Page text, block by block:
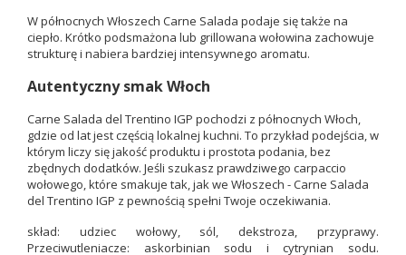
W północnych Włoszech Carne Salada podaje się także na
ciepło. Krótko podsmażona lub grillowana wołowina zachowuje
strukturę i nabiera bardziej intensywnego aromatu.
Autentyczny smak Włoch
Carne Salada del Trentino IGP pochodzi z północnych Włoch,
gdzie od lat jest częścią lokalnej kuchni. To przykład podejścia, w
którym liczy się jakość produktu i prostota podania, bez
zbędnych dodatków. Jeśli szukasz prawdziwego carpaccio
wołowego, które smakuje tak, jak we Włoszech - Carne Salada
del Trentino IGP z pewnością spełni Twoje oczekiwania.
skład: udziec wołowy, sól, dekstroza, przyprawy.
Przeciwutleniacze: askorbinian sodu i cytrynian sodu.